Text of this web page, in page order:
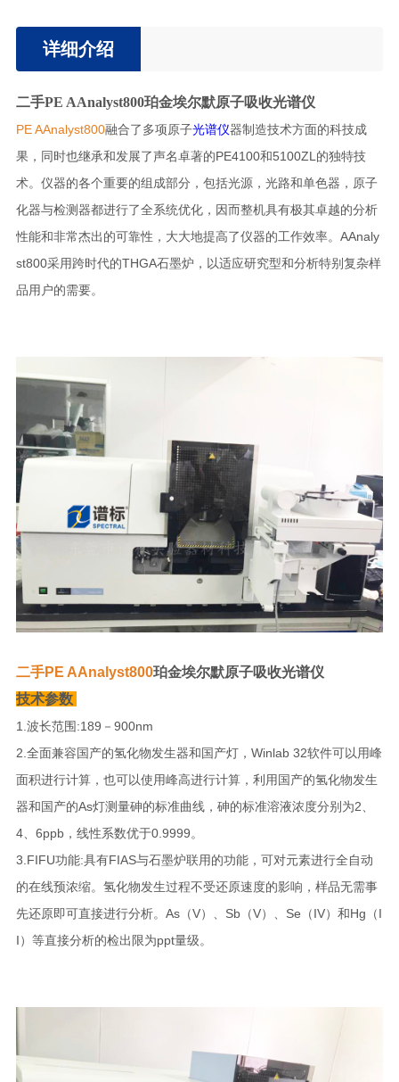
详细介绍
二手PE AAnalyst800珀金埃尔默原子吸收光谱仪
PE AAnalyst800融合了多项原子光谱仪器制造技术方面的科技成
果，同时也继承和发展了声名卓著的PE4100和5100ZL的独特技
术。仪器的各个重要的组成部分，包括光源，光路和单色器，原子
化器与检测器都进行了全系统优化，因而整机具有极其卓越的分析
性能和非常杰出的可靠性，大大地提高了仪器的工作效率。AAnaly
st800采用跨时代的THGA石墨炉，以适应研究型和分析特别复杂样
品用户的需要。
二手PE AAnalyst800珀金埃尔默原子吸收光谱仪
技术参数
1.波长范围:189－900nm
2.全面兼容国产的氢化物发生器和国产灯，Winlab 32软件可以用峰
面积进行计算，也可以使用峰高进行计算，利用国产的氢化物发生
器和国产的As灯测量砷的标准曲线，砷的标准溶液浓度分别为2、
4、6ppb，线性系数优于0.9999。
3.FIFU功能:具有FIAS与石墨炉联用的功能，可对元素进行全自动
的在线预浓缩。氢化物发生过程不受还原速度的影响，样品无需事
先还原即可直接进行分析。As（V）、Sb（V）、Se（IV）和Hg（I
I）等直接分析的检出限为ppt量级。